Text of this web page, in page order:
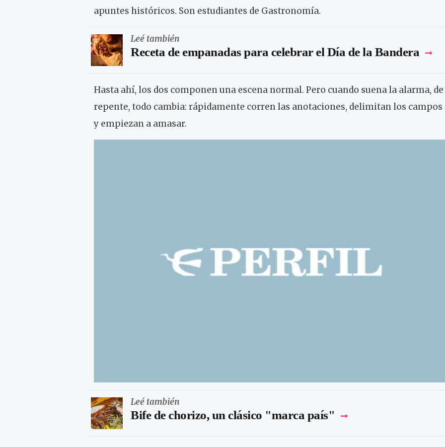
apuntes históricos. Son estudiantes de Gastronomía.
Leé también
Receta de empanadas para celebrar el Día de la Bandera
Hasta ahí, los dos componen una escena normal. Pero cuando suena la alarma, de
repente, todo cambia: rápidamente corren las anotaciones, delimitan los campos
y empiezan a amasar.
Leé también
Bife de chorizo, un clásico "marca país"